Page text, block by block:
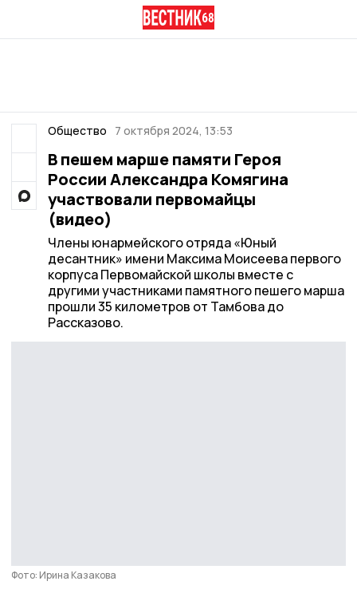
Общество 7 октября 2024, 13:53
В пешем марше памяти Героя
России Александра Комягина
участвовали первомайцы
(видео)
Члены юнармейского отряда «Юный
десантник» имени Максима Моисеева первого
корпуса Первомайской школы вместе с
другими участниками памятного пешего марша
прошли 35 километров от Тамбова до
Рассказово.
Фото: Ирина Казакова